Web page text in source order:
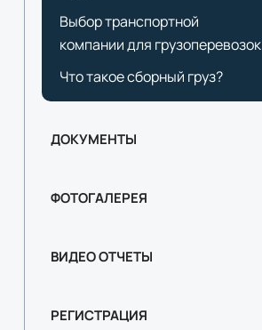
Выбор транспортной
компании для грузоперевозок
Что такое сборный груз?
ДОКУМЕНТЫ
ФОТОГАЛЕРЕЯ
ВИДЕО ОТЧЕТЫ
РЕГИСТРАЦИЯ